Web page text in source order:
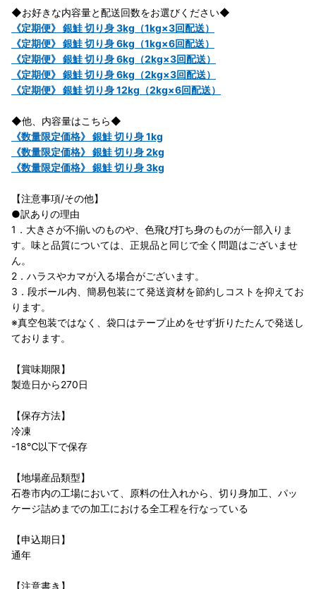
◆お好きな内容量と配送回数をお選びください◆
《定期便》 銀鮭 切り身 3kg（1kg×3回配送）
《定期便》 銀鮭 切り身 6kg（1kg×6回配送）
《定期便》 銀鮭 切り身 6kg（2kg×3回配送）
《定期便》 銀鮭 切り身 6kg（2kg×3回配送）
《定期便》 銀鮭 切り身 12kg（2kg×6回配送）
◆他、内容量はこちら◆
《数量限定価格》 銀鮭 切り身 1kg
《数量限定価格》 銀鮭 切り身 2kg
《数量限定価格》 銀鮭 切り身 3kg
【注意事項/その他】
●訳ありの理由
1．大きさが不揃いのものや、色飛び打ち身のものが一部入りま
す。味と品質については、正規品と同じで全く問題はございませ
ん。
2．ハラスやカマが入る場合がございます。
3．段ボール内、簡易包装にて発送資材を節約しコストを抑えてお
ります。
※真空包装ではなく、袋口はテープ止めをせず折りたたんで発送し
ております。
【賞味期限】
製造日から270日
【保存方法】
冷凍
-18℃以下で保存
【地場産品類型】
石巻市内の工場において、原料の仕入れから、切り身加工、パッ
ケージ詰めまでの加工における全工程を行なっている
【申込期日】
通年
【注意書き】